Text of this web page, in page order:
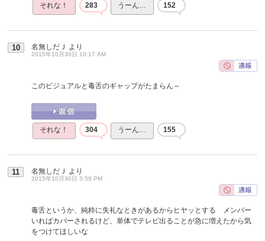
それな！ 283 うーん… 152
10 名無しだＪ より
2015年10月30日 10:17 AM
このビジュアルと毒舌のギャップがたまらん～
それな！ 304 うーん… 155
11 名無しだＪ より
2015年10月30日 3:59 PM
毒舌というか、純粋に失礼なときがあるからヒヤッとする メンバー
いればカバーされるけど、単体でテレビ出ることが急に増えたから気
をつけてほしいな